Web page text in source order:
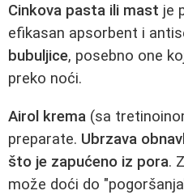
Cinkova pasta ili mast je
efikasan apsorbent i
bubuljice, posebno one
preko noći.
Airol krema (sa
preparate. Ubrzava
što je zapućeno iz pora.
može doći do